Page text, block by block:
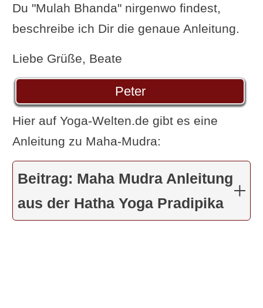
Du "Mulah Bhanda" nirgenwo findest,
beschreibe ich Dir die genaue Anleitung.
Liebe Grüße, Beate
Peter
Hier auf Yoga-Welten.de gibt es eine
Anleitung zu Maha-Mudra:
Beitrag: Maha Mudra Anleitung
aus der Hatha Yoga Pradipika